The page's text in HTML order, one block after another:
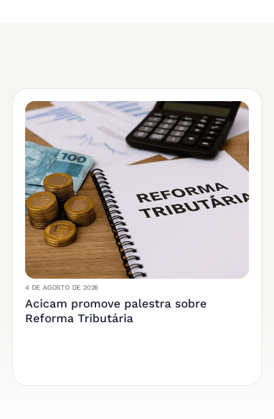
4 DE AGOSTO DE 2026
Acicam promove palestra sobre
Reforma Tributária